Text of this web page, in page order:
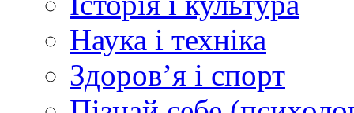
Наука і техніка
Здоров’я і спорт